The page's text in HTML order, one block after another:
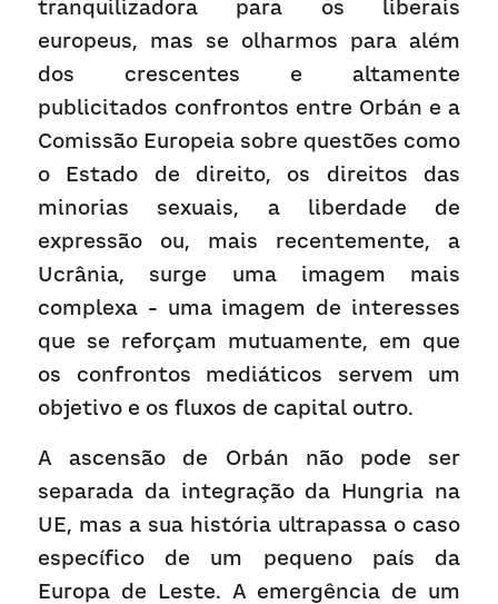
tranquilizadora para os liberais
europeus, mas se olharmos para além
dos crescentes e altamente
publicitados confrontos entre Orbán e a
Comissão Europeia sobre questões como
o Estado de direito, os direitos das
minorias sexuais, a liberdade de
expressão ou, mais recentemente, a
Ucrânia, surge uma imagem mais
complexa - uma imagem de interesses
que se reforçam mutuamente, em que
os confrontos mediáticos servem um
objetivo e os fluxos de capital outro.
A ascensão de Orbán não pode ser
separada da integração da Hungria na
UE, mas a sua história ultrapassa o caso
específico de um pequeno país da
Europa de Leste. A emergência de um